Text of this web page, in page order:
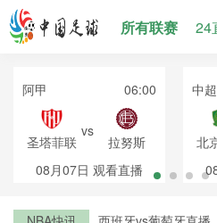
所有联赛 24
阿甲 06:00
圣塔菲联
vs
拉努斯
08月07日 观看直播
中超
北